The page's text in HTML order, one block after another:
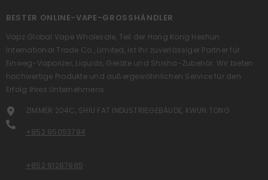
BESTER ONLINE-VAPE-GROSSHÄNDLER
Vapz Global Vape Wholesale, Teil der Hong Kong Heshun
International Trade Co., Limited, ist Ihr zuverlässiger Partner für
Einweg-Vaporizer, Liquids, Geräte und Shisha-Zubehör. Wir bieten
hochwertige Produkte und außergewöhnlichen Service für den
Erfolg Ihres Unternehmens.
ZIMMER 204C, SHIU FAT INDUSTRIEGEBÄUDE, KWUN TONG
+852 95053794
+852 91287985